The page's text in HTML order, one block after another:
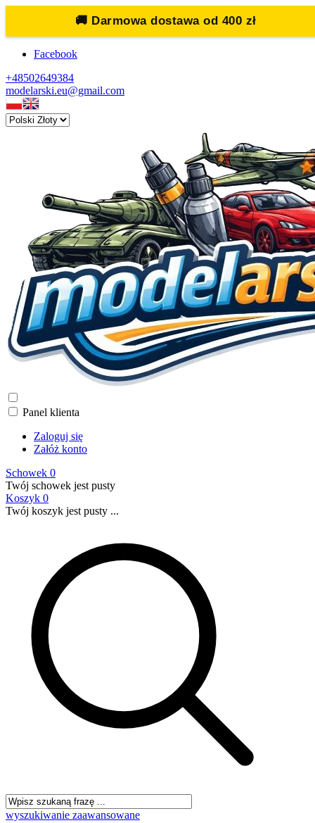
🚚 Darmowa dostawa od 400 zł
Facebook
+48502649384
modelarski.eu@gmail.com
Panel klienta
Zaloguj się
Załóż konto
Schowek 0
Twój schowek jest pusty
Koszyk 0
Twój koszyk jest pusty ...
wyszukiwanie zaawansowane